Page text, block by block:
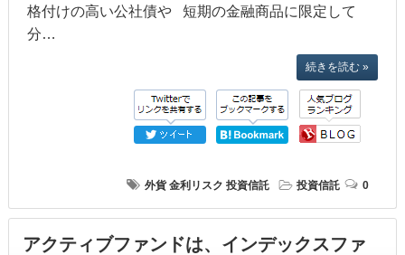
格付けの高い公社債や 短期の金融商品に限定して
分…
続きを読む »
外貨 金利リスク 投資信託 投資信託 0
アクティブファンドは、インデックスファ